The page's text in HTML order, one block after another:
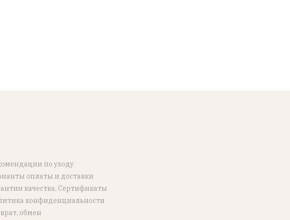
по уходу
оплаты и доставки
качества, Сертификаты
конфиденциальности
обмен